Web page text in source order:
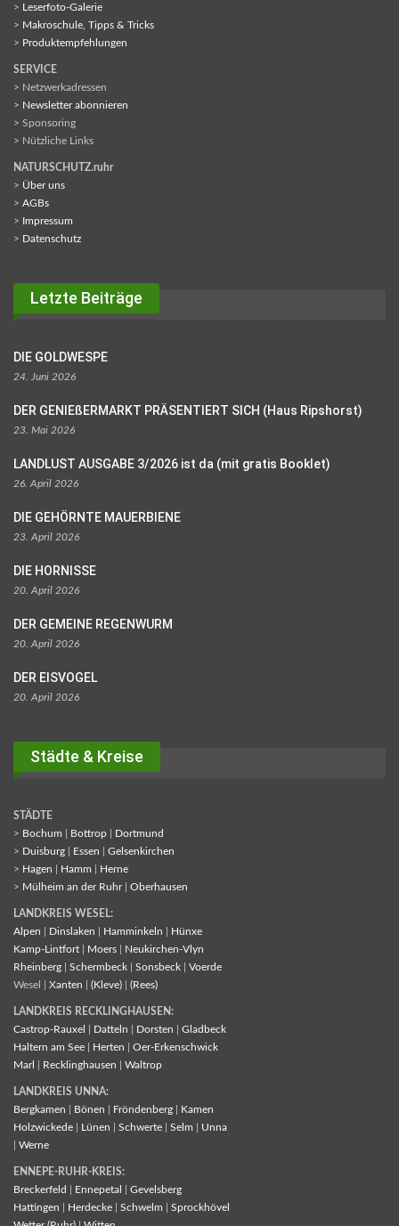
> Leserfoto-Galerie
> Makroschule, Tipps & Tricks
> Produktempfehlungen
SERVICE
> Netzwerkadressen
> Newsletter abonnieren
> Sponsoring
> Nützliche Links
NATURSCHUTZ.ruhr
> Über uns
> AGBs
> Impressum
> Datenschutz
Letzte Beiträge
DIE GOLDWESPE
24. Juni 2026
DER GENIEßERMARKT PRÄSENTIERT SICH (Haus Ripshorst)
23. Mai 2026
LANDLUST AUSGABE 3/2026 ist da (mit gratis Booklet)
26. April 2026
DIE GEHÖRNTE MAUERBIENE
23. April 2026
DIE HORNISSE
20. April 2026
DER GEMEINE REGENWURM
20. April 2026
DER EISVOGEL
20. April 2026
Städte & Kreise
STÄDTE
> Bochum Bottrop
Dortmund
> Duisburg Essen
Gelsenkirchen
> Hagen Hamm
Herne
> Mülheim an der Ruhr| Oberhausen
LANDKREIS WESEL:
Alpen
Dinslaken Hamminkeln
Hünxe
Kamp-Lintfort
Moers
Neukirchen-Vlyn
Rheinberg
Schermbeck Sonsbeck
Voerde
Wesel | Xanten (Kleve) (Rees)
LANDKREIS RECKLINGHAUSEN:
Castrop-Rauxel
Datteln Dorsten
Gladbeck
Haltern am See
Herten
Oer-Erkenschwick
Marl
Recklinghausen Waltrop
LANDKREIS UNNA:
Bergkamen
Bönen Fröndenberg
Kamen
Holzwickede
Lünen Schwerte Selm
Unna
Werne
ENNEPE-RUHR-KREIS:
Breckerfeld
Ennepetal
Gevelsberg
Hattingen
Herdecke Schwelm
Sprockhövel